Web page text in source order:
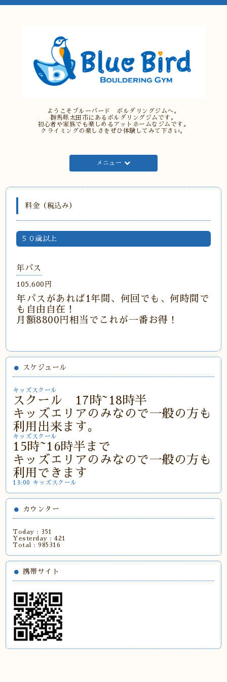
ようこそブルーバード ボルダリングジムへ。
群馬県太田市にあるボルダリングジムです。
初心者や家族でも楽しめるアットホームなジムです。
クライミングの楽しさをぜひ体験してみて下さい。
メニュー
料金（税込み）
５０歳以上
年パス
105,600円
年パスがあれば1年間、何回でも、何時間で
も自由自在！
月額8800円相当でこれが一番お得！
スケジュール
キッズスクール
スクール 17時~18時半
キッズエリアのみなので一般の方も
利用出来ます。
キッズスクール
15時~16時半まで
キッズエリアのみなので一般の方も
利用できます
13:00 キッズスクール
カウンター
Today : 351
Yesterday :421
Total :985316
携帯サイト